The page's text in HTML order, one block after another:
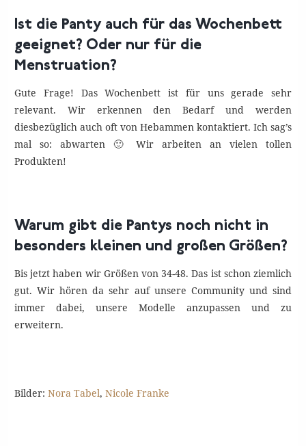
Ist die Panty auch für das Wochenbett
geeignet? Oder nur für die
Menstruation?
Gute Frage! Das Wochenbett ist für uns gerade sehr
relevant. Wir erkennen den Bedarf und werden
diesbezüglich auch oft von Hebammen kontaktiert. Ich sag’s
mal so: abwarten 🙂 Wir arbeiten an vielen tollen
Produkten!
Warum gibt die Pantys noch nicht in
besonders kleinen und großen Größen?
Bis jetzt haben wir Größen von 34-48. Das ist schon ziemlich
gut. Wir hören da sehr auf unsere Community und sind
immer dabei, unsere Modelle anzupassen und zu
erweitern.
Bilder: Nora Tabel, Nicole Franke